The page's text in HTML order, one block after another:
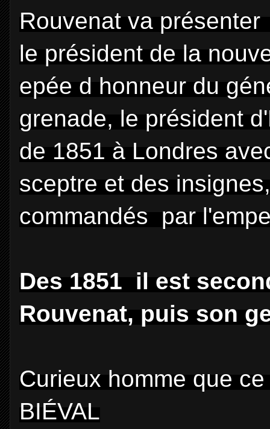
Rouvenat va
le président de la
epée d honneur du
grenade, le président
de 1851 à Londres
sceptre et des
commandés par
Des 1851 il est
Rouvenat, puis son
Curieux homme que
BIÉVAL